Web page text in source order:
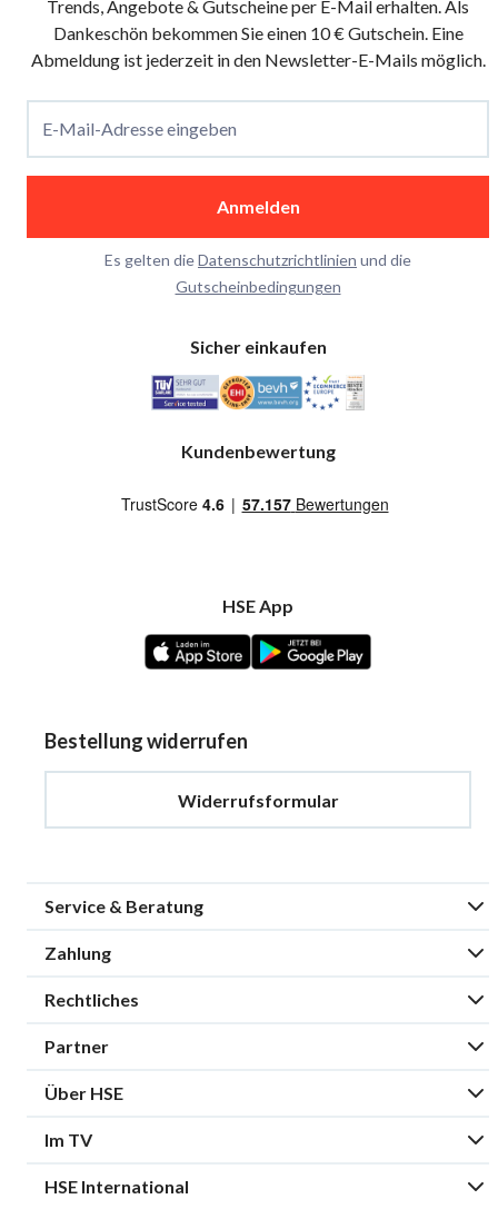
Trends, Angebote & Gutscheine per E-Mail erhalten. Als
Dankeschön bekommen Sie einen 10 € Gutschein. Eine
Abmeldung ist jederzeit in den Newsletter-E-Mails möglich.
E-Mail-Adresse eingeben
Anmelden
Es gelten dieDatenschutzrichtlinien und die
Gutscheinbedingungen
Sicher einkaufen
Kundenbewertung
HSE App
Bestellung widerrufen
Widerrufsformular
Service & Beratung
Zahlung
Rechtliches
Partner
Über HSE
Im TV
HSE International